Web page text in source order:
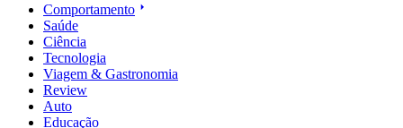
Comportamento
Saúde
Ciência
Tecnologia
Viagem & Gastronomia
Review
Auto
Educação